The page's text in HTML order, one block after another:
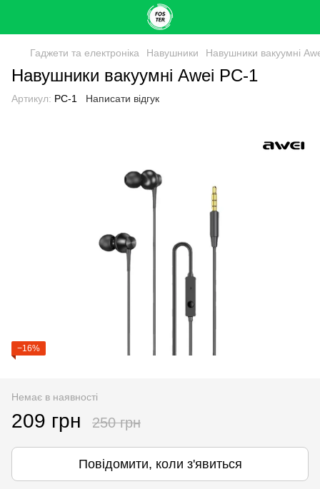
Гаджети та електроніка Навушники Навушники вакуумні
Навушники вакуумні Awei PC-1
Артикул: PC-1 Написати відгук
−16%
Немає в наявності
209 грн 250 грн
Повідомити, коли з'явиться